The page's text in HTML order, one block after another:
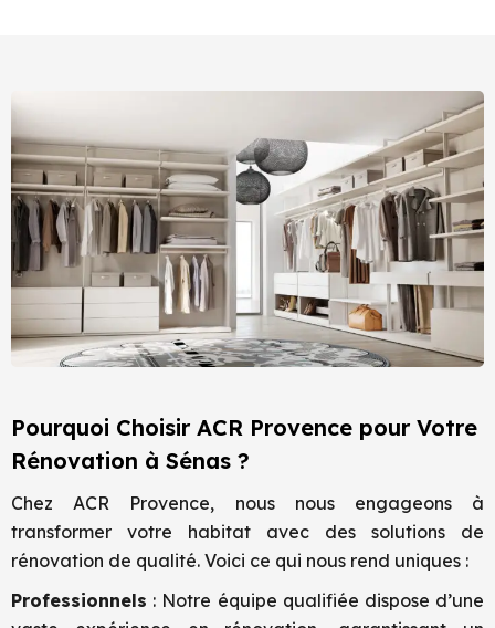
Pourquoi Choisir ACR Provence pour Votre
Rénovation à Sénas ?
Chez ACR Provence, nous nous engageons à
transformer votre habitat avec des solutions de
rénovation de qualité. Voici ce qui nous rend uniques :
Professionnels : Notre équipe qualifiée dispose d’une